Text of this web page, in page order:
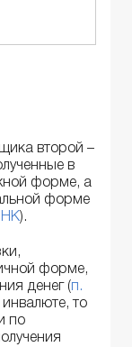
второй –
в
форме, а
форме
НК).
форме,
денег (п.
инвалюте, то
по